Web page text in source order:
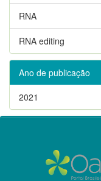
RNA
RNA editing
Ano de publicação
2021